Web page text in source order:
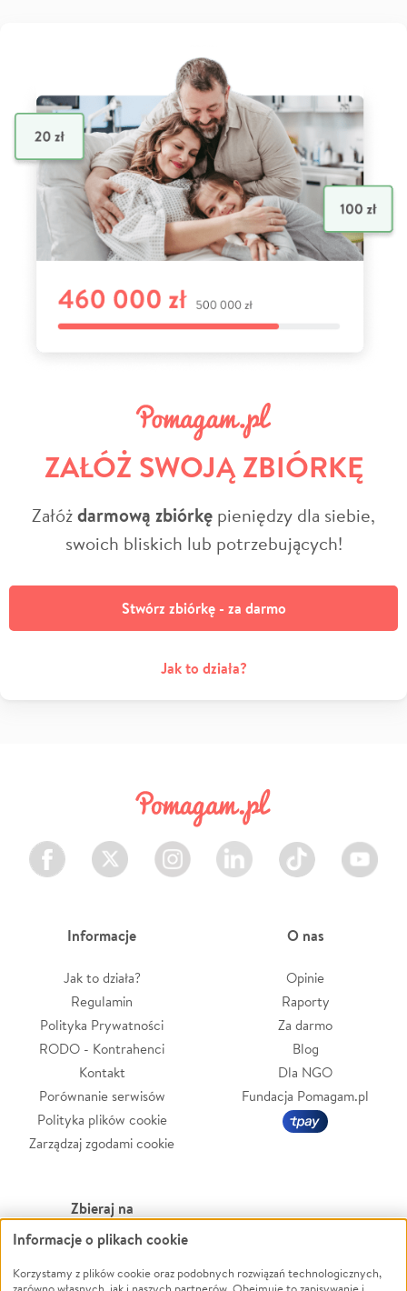
ZAŁÓŻ SWOJĄ ZBIÓRKĘ
Załóżdarmową zbiórkę pieniędzy dla siebie,
swoich bliskich lub potrzebujących!
Stwórz zbiórkę - za darmo
Jak to działa?
Facebook Twitter Instagram LinkedIn TikTok Youtube
Informacje
Jak to działa?
Regulamin
Polityka Prywatności
RODO - Kontrahenci
Kontakt
Porównanie serwisów
Polityka plików cookie
Zarządzaj zgodami cookie
O nas
Opinie
Raporty
Za darmo
Blog
Dla NGO
Fundacja Pomagam.pl
Zbieraj na
Leczenie
Zwierzęta
Powódź
Informacje o plikach cookie
Korzystamy z plików cookie oraz podobnych rozwiązań technologicznych,